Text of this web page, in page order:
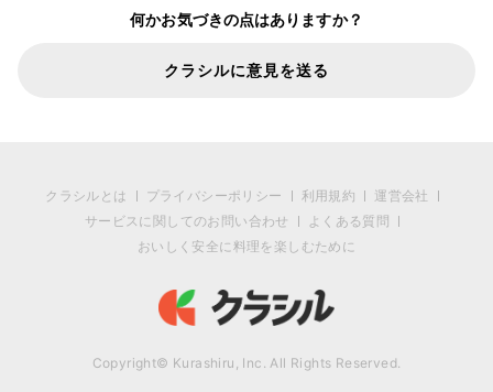
何かお気づきの点はありますか？
クラシルに意見を送る
クラシルとは プライバシーポリシー 利用規約
運営会社
サービスに関してのお問い合わせ
よくある質問
おいしく安全に料理を楽しむために
Copyright© Kurashiru, Inc. All Rights Reserved.